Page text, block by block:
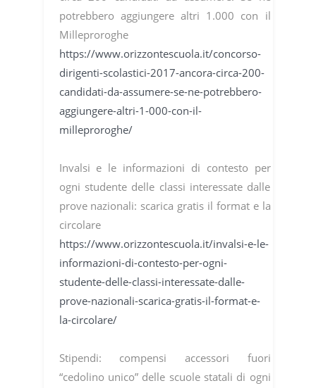
potrebbero aggiungere altri 1.000 con il
Milleproroghe
https://www.orizzontescuola.it/concorso-
dirigenti-scolastici-2017-ancora-circa-200-
candidati-da-assumere-se-ne-potrebbero-
aggiungere-altri-1-000-con-il-
milleproroghe/
Invalsi e le informazioni di contesto per
ogni studente delle classi interessate dalle
prove nazionali: scarica gratis il format e la
circolare
https://www.orizzontescuola.it/invalsi-e-le-
informazioni-di-contesto-per-ogni-
studente-delle-classi-interessate-dalle-
prove-nazionali-scarica-gratis-il-format-e-
la-circolare/
Stipendi: compensi accessori fuori
“cedolino unico” delle scuole statali di ogni